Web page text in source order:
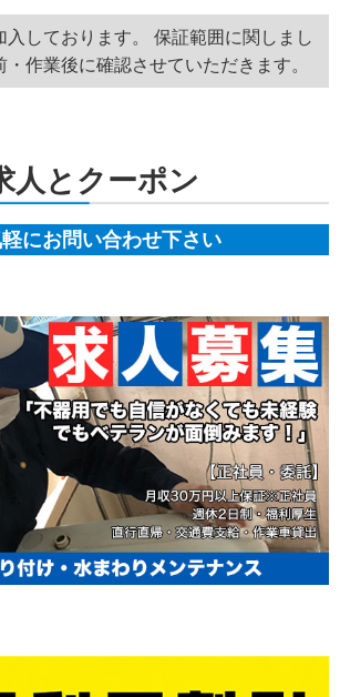
入しております。 保証範囲に関しまし
・作業後に確認させていただきます。
人とクーポン
にお問い合わせ下さい